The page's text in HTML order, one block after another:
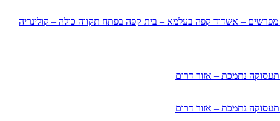
מפרשים – אשדוד קפה בעלמא – בית קפה בפתח תקווה כולה – קולינריה
תעסוקה נתמכת – אזור דרום
תעסוקה נתמכת – אזור דרום